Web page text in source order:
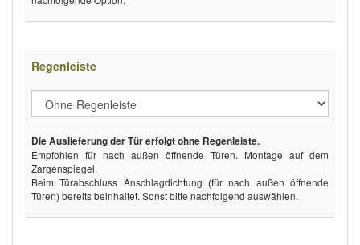
Regenleiste
Die Auslieferung der Tür erfolgt ohne Regenleiste.
Empfohlen für nach außen öffnende Türen. Montage auf dem
Zargenspiegel.
Beim Türabschluss Anschlagdichtung (für nach außen öffnende
Türen) bereits beinhaltet. Sonst bitte nachfolgend auswählen.